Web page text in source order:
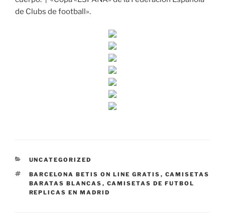
de Clubs de football».
CATEGORÍAS
UNCATEGORIZED
ETIQUETAS
BARCELONA BETIS ON LINE GRATIS , CAMISETAS
BARATAS BLANCAS , CAMISETAS DE FUTBOL
REPLICAS EN MADRID